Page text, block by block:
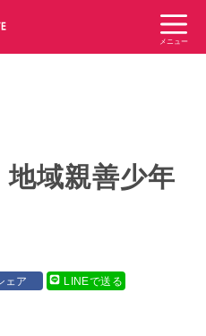
メニュー
域親善少年
ェア LINEで送る